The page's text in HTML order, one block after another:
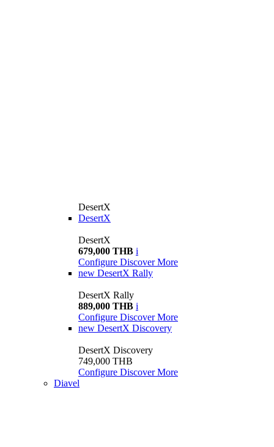
DesertX
DesertX
DesertX
679,000 THB i
Configure Discover More
new DesertX Rally
DesertX Rally
889,000 THB i
Configure Discover More
new DesertX Discovery
DesertX Discovery
749,000 THB
Configure Discover More
Diavel